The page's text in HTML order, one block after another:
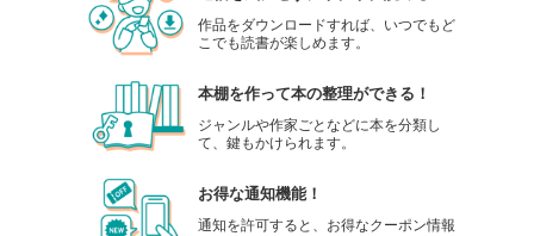
作品をダウンロードすれば、いつでもど
こでも読書が楽しめます。
本棚を作って本の整理ができる！
ジャンルや作家ごとなどに本を分類し
て、鍵もかけられます。
お得な通知機能！
通知を許可すると、お得なクーポン情報